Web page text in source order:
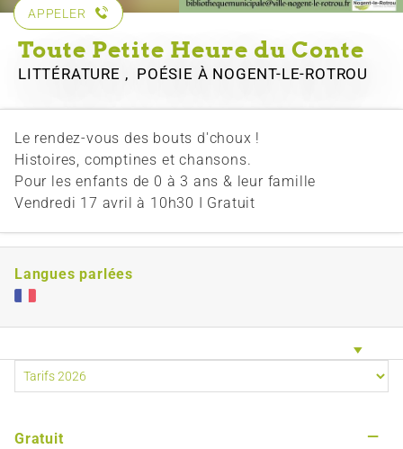
APPELER
Toute Petite Heure du Conte
LITTÉRATURE , POÉSIE À NOGENT-LE-ROTROU
Le rendez-vous des bouts d'choux !
Histoires, comptines et chansons.
Pour les enfants de 0 à 3 ans & leur famille
Vendredi 17 avril à 10h30 I Gratuit
Langues parlées
Gratuit —